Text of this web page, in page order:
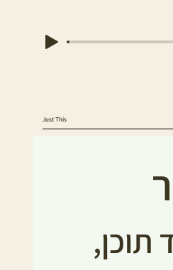
Just This